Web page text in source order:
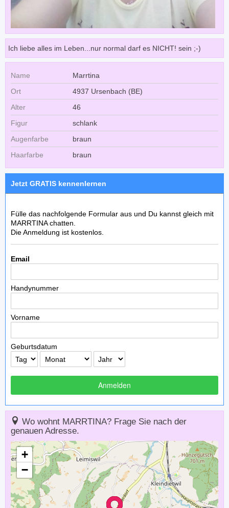
Ich liebe alles im Leben...nur normal darf es NICHT! sein ;-)
Name
Marrtina
Ort
4937 Ursenbach (BE)
Alter
46
Figur
schlank
Augenfarbe
braun
Haarfarbe
braun
Jetzt GRATIS kennenlernen
Fülle das nachfolgende Formular aus und Du kannst gleich mit
MARRTINA chatten.
Die Anmeldung ist kostenlos.
Email
Handynummer
Vorname
Geburtsdatum
Anmelden
Wo wohnt MARRTINA? Frage Sie nach der
genauen Adresse.
+
−